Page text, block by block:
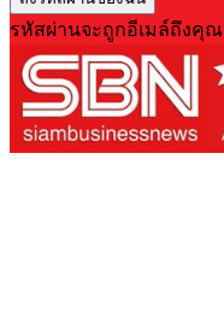
รหัสผ่านจะถูกอีเมล์ถึงคุณ